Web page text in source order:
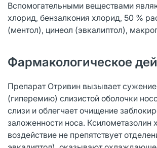
Вспомогательными веществами
хлорид, бензалкония хлорид, 50 %
(ментол), цинеол (эвкалиптол),
Фармакологическое
Препарат Отривин вызывает
(гиперемию) слизистой оболочки
слизи и облегчает очищение
заложенности носа. Ксилометазолин
воздействие не препятствует